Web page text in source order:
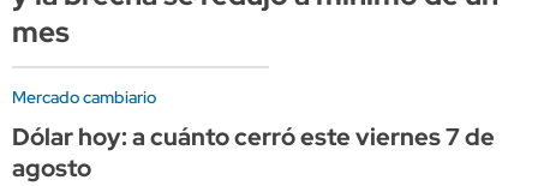
mes
Mercado cambiario
Dólar hoy: a cuánto cerró este viernes 7 de
agosto